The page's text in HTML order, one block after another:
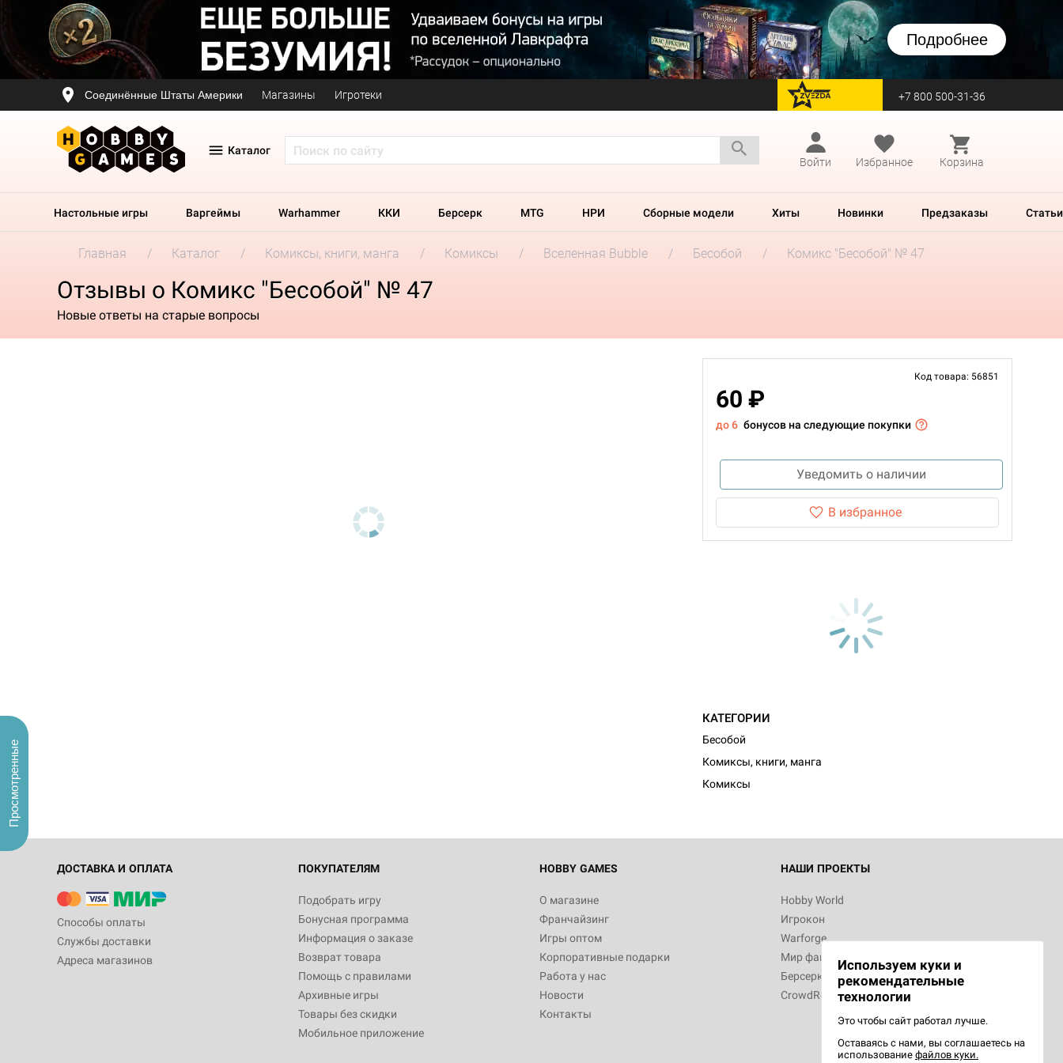
Подробнее
Соединённые Штаты Америки Магазины Игротеки перейти на Zvezda +7 800 500-31-36
Каталог
Войти
Избранное Корзина
Настольные игры Варгеймы Warhammer ККИ Берсерк MTG НРИ Сборные модели Хиты Новинки Предзаказы Статьи
Главная Каталог Комиксы, книги, манга Комиксы Вселенная Bubble Бесобой Комикс "Бесобой" № 47
Отзывы о Комикс "Бесобой" № 47
Новые ответы на старые вопросы
Код товара: 56851
60 ₽
до 6 бонусов на следующие покупки
Уведомить о наличии
В избранное
КАТЕГОРИИ
Бесобой
Комиксы, книги, манга
Комиксы
ДОСТАВКА И ОПЛАТА
Способы оплаты
Службы доставки
Адреса магазинов
ПОКУПАТЕЛЯМ
Подобрать игру
Бонусная программа
Информация о заказе
Возврат товара
Помощь с правилами
Архивные игры
Товары без скидки
Мобильное приложение
HOBBY GAMES
О магазине
Франчайзинг
Игры оптом
Корпоративные подарки
Работа у нас
Новости
Контакты
НАШИ ПРОЕКТЫ
Hobby World
Игрокон
Warforge
Мир фантастики
Берсерк
CrowdRepublic
Используем куки и
рекомендательные
технологии
Это чтобы сайт работал лучше.
Оставаясь с нами, вы соглашаетесь на
использование файлов куки.
Просмотренные
Настольная игра Hobby World Монстры
Белая смерть
12 990
Настольная игра Hobby World Ужас
3 490